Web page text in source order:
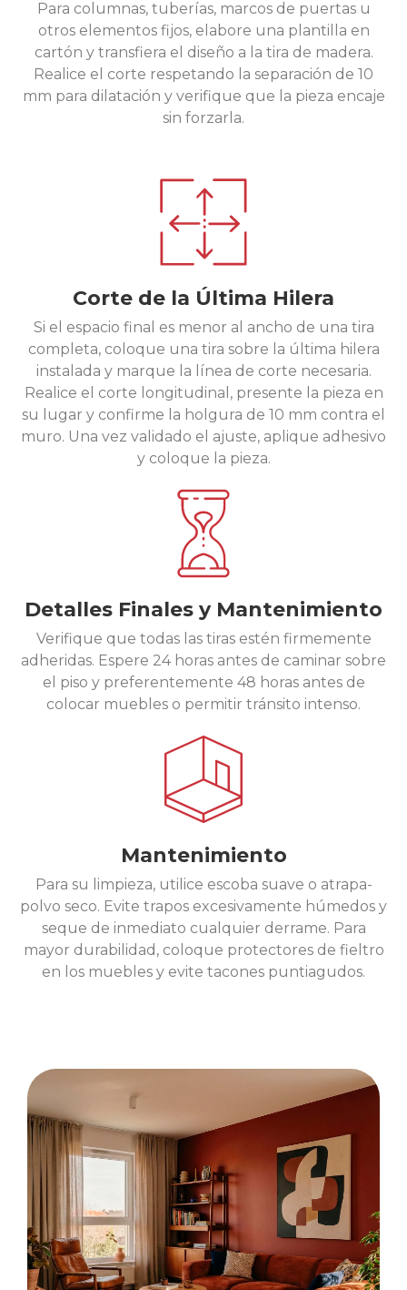
Para columnas, tuberías, marcos de puertas u
otros elementos fijos, elabore una plantilla en
cartón y transfiera el diseño a la tira de madera.
Realice el corte respetando la separación de 10
mm para dilatación y verifique que la pieza encaje
sin forzarla.
Corte de la Última Hilera
Si el espacio final es menor al ancho de una tira
completa, coloque una tira sobre la última hilera
instalada y marque la línea de corte necesaria.
Realice el corte longitudinal, presente la pieza en
su lugar y confirme la holgura de 10 mm contra el
muro. Una vez validado el ajuste, aplique adhesivo
y coloque la pieza.
Detalles Finales y Mantenimiento
Verifique que todas las tiras estén firmemente
adheridas. Espere 24 horas antes de caminar sobre
el piso y preferentemente 48 horas antes de
colocar muebles o permitir tránsito intenso.
Mantenimiento
Para su limpieza, utilice escoba suave o atrapa-
polvo seco. Evite trapos excesivamente húmedos y
seque de inmediato cualquier derrame. Para
mayor durabilidad, coloque protectores de fieltro
en los muebles y evite tacones puntiagudos.